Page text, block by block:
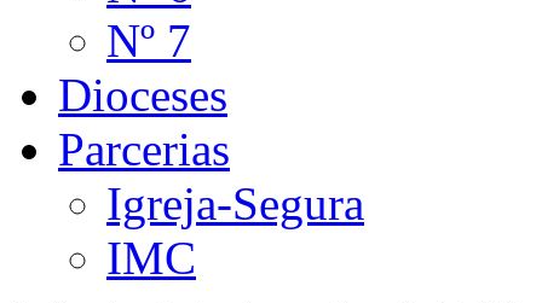
Nº 7
Dioceses
Parcerias
Igreja-Segura
IMC